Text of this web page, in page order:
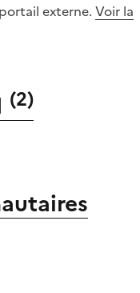
externe. Voir la
(2)